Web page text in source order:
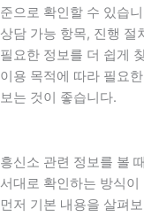
준으로 확인할 수 있습
상담 가능 항목, 진행 절
필요한 정보를 더 쉽게
이용 목적에 따라 필요
보는 것이 좋습니다.
흥신소 관련 정보를 볼
서대로 확인하는 방식
먼저 기본 내용을 살펴